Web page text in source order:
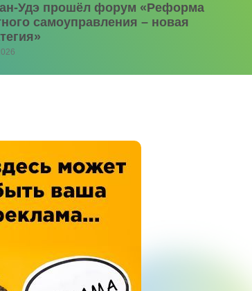
Удэ прошёл форум «Реформа
самоуправления – новая